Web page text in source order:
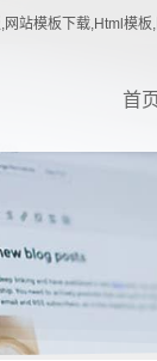
站模板下载,Html模
首页